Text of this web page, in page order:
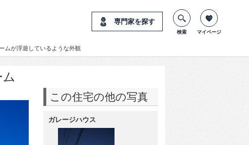
専門家を探す
検索 マイページ
ムが浮遊しているような外観
この住宅の他の写真
ガレージハウス